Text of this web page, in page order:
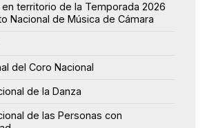
territorio de la Temporada 2026
Nacional de Música de Cámara
del Coro Nacional
de la Danza
de las Personas con